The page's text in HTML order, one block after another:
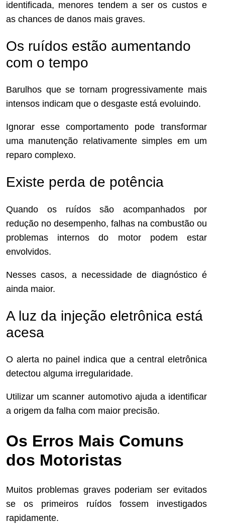
identificada, menores tendem a ser os custos e
as chances de danos mais graves.
Os ruídos estão aumentando
com o tempo
Barulhos que se tornam progressivamente mais
intensos indicam que o desgaste está evoluindo.
Ignorar esse comportamento pode transformar
uma manutenção relativamente simples em um
reparo complexo.
Existe perda de potência
Quando os ruídos são acompanhados por
redução no desempenho, falhas na combustão ou
problemas internos do motor podem estar
envolvidos.
Nesses casos, a necessidade de diagnóstico é
ainda maior.
A luz da injeção eletrônica está
acesa
O alerta no painel indica que a central eletrônica
detectou alguma irregularidade.
Utilizar um scanner automotivo ajuda a identificar
a origem da falha com maior precisão.
Os Erros Mais Comuns
dos Motoristas
Muitos problemas graves poderiam ser evitados
se os primeiros ruídos fossem investigados
rapidamente.